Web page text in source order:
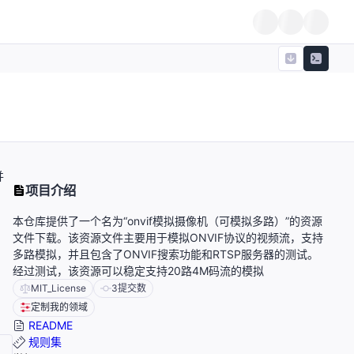
项目介绍
本仓库提供了一个名为“onvif模拟摄像机（可模拟多路）”的资源
文件下载。该资源文件主要用于模拟ONVIF协议的视频流，支持
多路模拟，并且包含了ONVIF搜索功能和RTSP服务器的测试。
经过测试，该资源可以稳定支持20路4M码流的模拟
MIT_License 3提交数
定制我的领域
README
规则集